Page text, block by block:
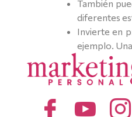
También
diferentes
Invierte en
ejemplo.